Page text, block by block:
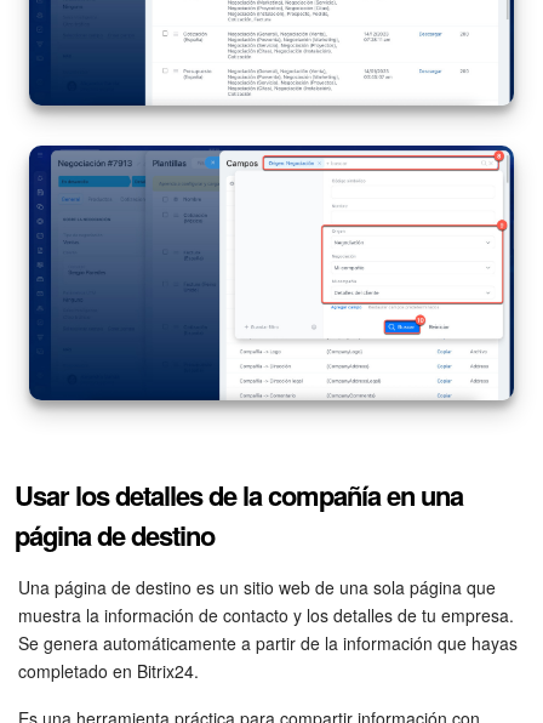
Usar los detalles de la compañía en una
página de destino
Una página de destino es un sitio web de una sola página que
muestra la información de contacto y los detalles de tu empresa.
Se genera automáticamente a partir de la información que hayas
completado en Bitrix24.
Es una herramienta práctica para compartir información con